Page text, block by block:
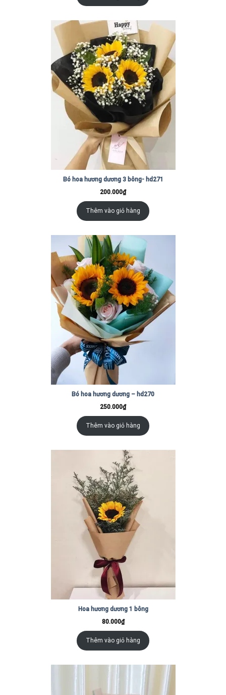
Bó hoa hương dương 3 bông- hd271
200.000₫
Thêm vào giỏ hàng
Bó hoa hương dương – hd270
250.000₫
Thêm vào giỏ hàng
Hoa hương dương 1 bông
80.000₫
Thêm vào giỏ hàng